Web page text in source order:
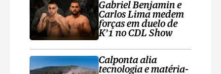
Gabriel Benjamin e
Carlos Lima medem
forças em duelo de
K’1 no CDL Show
Calponta alia
tecnologia e matéria-